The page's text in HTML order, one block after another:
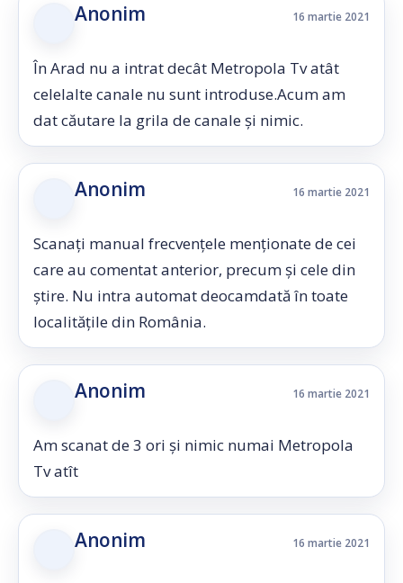
Anonim 16 martie 2021
În Arad nu a intrat decât Metropola Tv atât
celelalte canale nu sunt introduse.Acum am
dat căutare la grila de canale și nimic.
Anonim 16 martie 2021
Scanați manual frecvențele menționate de cei
care au comentat anterior, precum și cele din
știre. Nu intra automat deocamdată în toate
localitățile din România.
Anonim 16 martie 2021
Am scanat de 3 ori și nimic numai Metropola
Tv atît
Anonim 16 martie 2021